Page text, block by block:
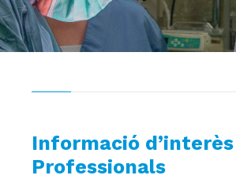
Informació
Professionals